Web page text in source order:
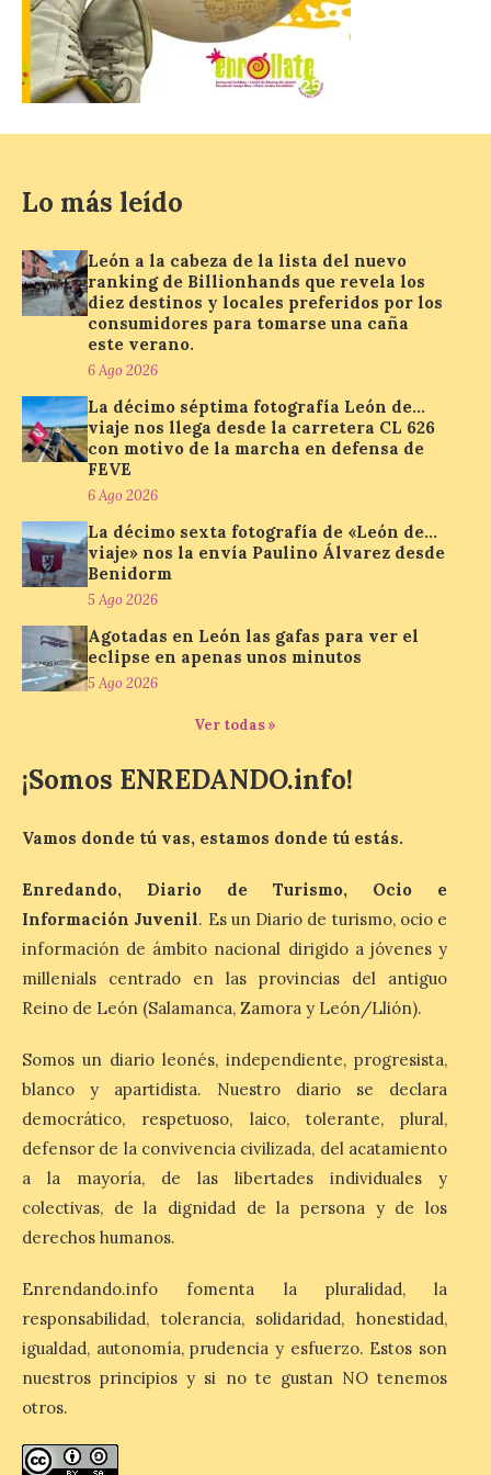
Billionhands que revela
los diez destinos y locales
preferidos por los
consumidores para
tomarse una caña este
diez destinos y locales
preferidos por los
consumidores para
tomarse una caña este verano, con León y
Madrid a la cabeza de la lista. Salamanca
ocupa el noveno lugar. Los españoles
priorizan las […]
El Ayuntamiento de La
Bañeza presenta el
Festival One More Time,
una cita con la música de
los 80 y 90 para el 16 de
agosto en la Plaza Mayor.
6 Ago 2026
Se celebrará el próximo
domingo 16 de agosto, a
en la Plaza Mayor de la
del Ayuntamiento de La Bañeza ha
acogido esta mañana la presentación
“Mirar un eclipse sin
protección adecuada
puede causar daños
irreversibles en la retina”
La retinopatía solar puede
provocar pérdida de
visión central, manchas en
el campo visual y
percepción de formas y colores. El
especialista en Oftalmología del Hospital
San Juan de Dios de León, Dr. Mahave
Ruiz, advierte de […]
La décimo séptima
fotografía León de…viaje
nos llega desde la
carretera CL 626 con
motivo de la marcha en
defensa de FEVE
6 Ago 2026
Lo más leído
León a la cabeza de la lista del nuevo
ranking de Billionhands que revela los
diez destinos y locales preferidos por los
consumidores para tomarse una caña
este verano.
6 Ago 2026
La décimo séptima fotografía León de…
viaje nos llega desde la carretera CL 626
con motivo de la marcha en defensa de
FEVE
6 Ago 2026
La décimo sexta fotografía de «León de…
viaje» nos la envía Paulino Álvarez desde
Benidorm
5 Ago 2026
Agotadas en León las gafas para ver el
eclipse en apenas unos minutos
5 Ago 2026
Ver todas »
¡Somos ENREDANDO.info!
Vamos donde tú vas, estamos donde tú estás.
Enredando, Diario de Turismo, Ocio e
Información Juvenil. Es un Diario de turismo, ocio e
información de ámbito nacional dirigido a jóvenes y
millenials centrado en las provincias del antiguo
Reino de León (Salamanca, Zamora y León/Llión).
Somos un diario leonés, independiente, progresista,
blanco y apartidista. Nuestro diario se declara
democrático, respetuoso, laico, tolerante, plural,
defensor de la convivencia civilizada, del acatamiento
a la mayoría, de las libertades individuales y
colectivas, de la dignidad de la persona y de los
derechos humanos.
Enrendando.info fomenta la pluralidad, la
responsabilidad, tolerancia, solidaridad, honestidad,
igualdad, autonomía, prudencia y esfuerzo. Estos son
nuestros principios y si no te gustan NO tenemos
otros.